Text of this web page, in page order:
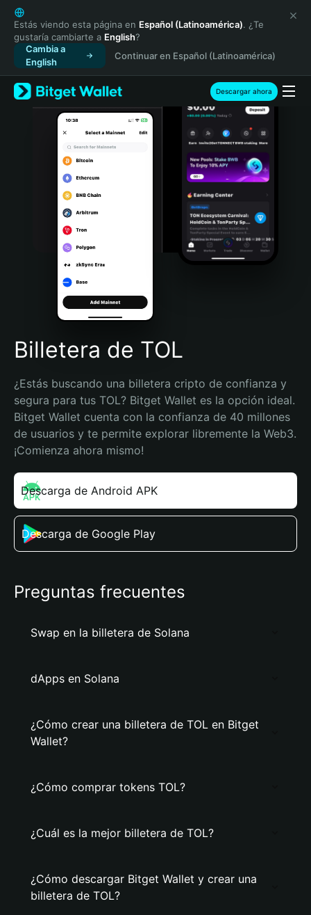
English
日本語
Tiếng Việt
Русский
Español (Latinoamérica)
Türkçe
Italiano
Português (Portugal)
Bahasa Indonesia
Português (Brasil)
Español (Argentina)
Estás viendo esta página en Español (Latinoamérica). ¿Te
gustaría cambiarte a English?
Cambia a
English
Continuar en Español (Latinoamérica)
Descargar ahora
Billetera de TOL
¿Estás buscando una billetera cripto de confianza y
segura para tus TOL? Bitget Wallet es la opción ideal.
Bitget Wallet cuenta con la confianza de 40 millones
de usuarios y te permite explorar libremente la Web3.
¡Comienza ahora mismo!
Descarga de Android APK
Descarga de Google Play
Preguntas frecuentes
Swap en la billetera de Solana
dApps en Solana
¿Cómo crear una billetera de TOL en Bitget
Wallet?
¿Cómo comprar tokens TOL?
¿Cuál es la mejor billetera de TOL?
¿Cómo descargar Bitget Wallet y crear una
billetera de TOL?